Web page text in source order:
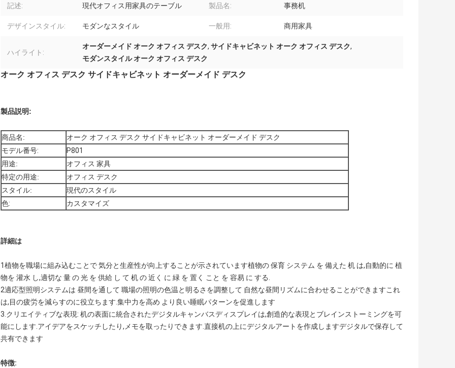
記述: 現代オフィス用家具のテーブル 製品名: 事務机
デザインスタイル: モダンなスタイル 一般用: 商用家具
ハイライト:
オーダーメイド オーク オフィス デスク, サイドキャビネット オーク オフィス デスク,
モダンスタイル オーク オフィス デスク
オーク オフィス デスク サイドキャビネット オーダーメイド デスク
製品説明:
商品名:
オーク オフィス デスク サイドキャビネット オーダーメイド デスク
モデル番号:
P801
用途:
オフィス 家具
特定の用途:
オフィス デスク
スタイル:
現代のスタイル
色:
カスタマイズ
詳細は
1植物を職場に組み込むことで 気分と生産性が向上することが示されています植物の 保育 システム を 備えた 机 は,自動的に 植
物を 灌水 し,適切な 量 の 光 を 供給 し て 机 の 近く に 緑 を 置く こと を 容易 に する.
2適応型照明システムは 昼間を通して 職場の照明の色温と明るさを調整して 自然な昼間リズムに合わせることができますこれ
は,目の疲労を減らすのに役立ちます.集中力を高め より良い睡眠パターンを促進します
3.クリエイティブな表現: 机の表面に統合されたデジタルキャンバスディスプレイは,創造的な表現とブレインストーミングを可
能にします.アイデアをスケッチしたり,メモを取ったりできます.直接机の上にデジタルアートを作成しますデジタルで保存して
共有できます
特徴: